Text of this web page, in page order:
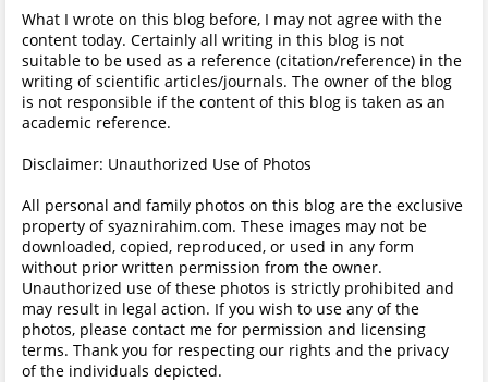
What I wrote on this blog before, I may not agree with the
content today. Certainly all writing in this blog is not
suitable to be used as a reference (citation/reference) in the
writing of scientific articles/journals. The owner of the blog
is not responsible if the content of this blog is taken as an
academic reference.
Disclaimer: Unauthorized Use of Photos
All personal and family photos on this blog are the exclusive
property of syaznirahim.com. These images may not be
downloaded, copied, reproduced, or used in any form
without prior written permission from the owner.
Unauthorized use of these photos is strictly prohibited and
may result in legal action. If you wish to use any of the
photos, please contact me for permission and licensing
terms. Thank you for respecting our rights and the privacy
of the individuals depicted.